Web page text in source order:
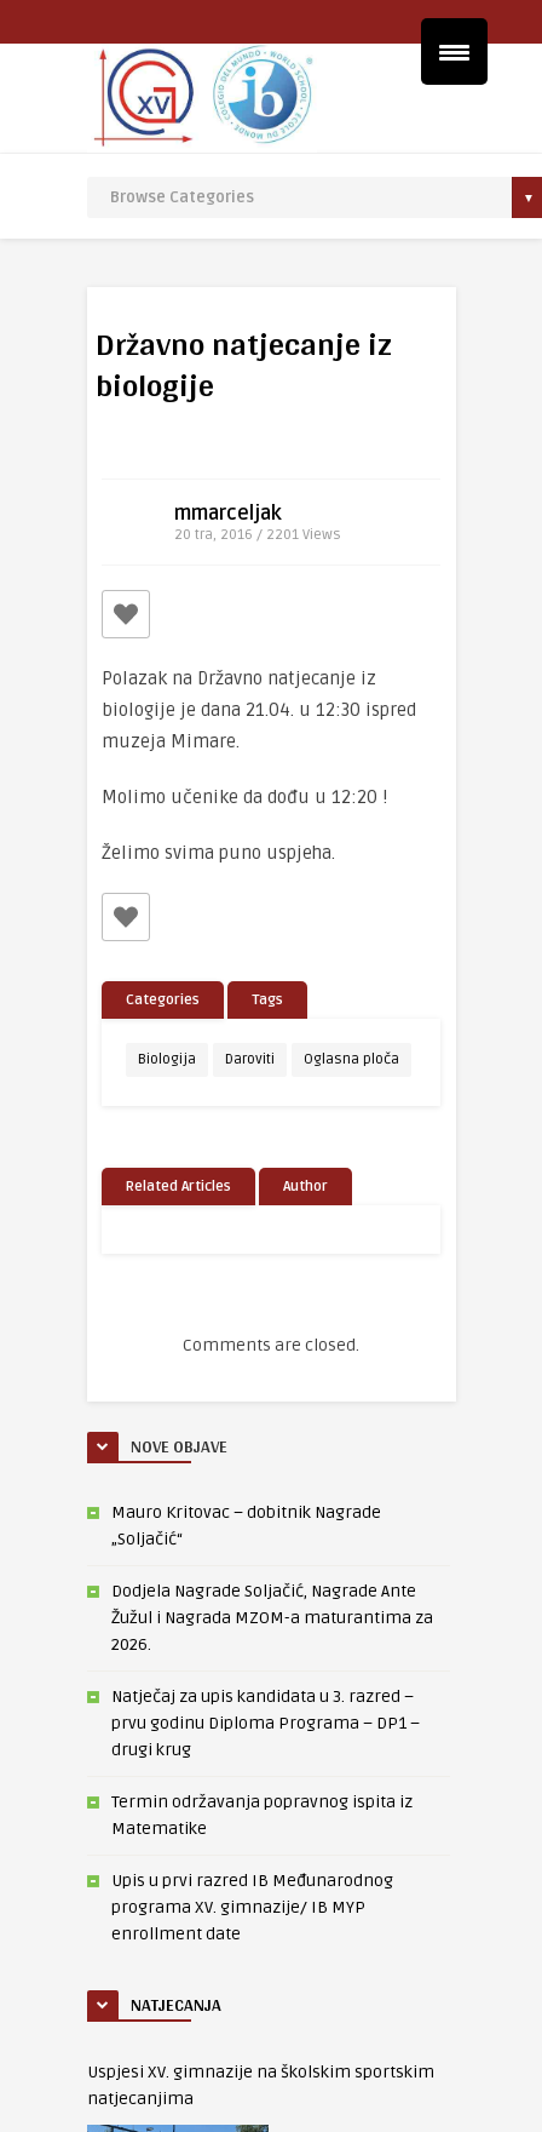
Državno natjecanje iz
biologije
mmarceljak
20 tra, 2016 / 2201 Views
Polazak na Državno natjecanje iz
biologije je dana 21.04. u 12:30 ispred
muzeja Mimare.
Molimo učenike da dođu u 12:20 !
Želimo svima puno uspjeha.
Categories Tags
Biologija Daroviti Oglasna ploča
Related Articles Author
Comments are closed.
NOVE OBJAVE
Mauro Kritovac – dobitnik Nagrade
„Soljačić“
Dodjela Nagrade Soljačić, Nagrade Ante
Žužul i Nagrada MZOM-a maturantima za
2026.
Natječaj za upis kandidata u 3. razred –
prvu godinu Diploma Programa – DP1 –
drugi krug
Termin održavanja popravnog ispita iz
Matematike
Upis u prvi razred IB Međunarodnog
programa XV. gimnazije/ IB MYP
enrollment date
NATJECANJA
Uspjesi XV. gimnazije na školskim sportskim
natjecanjima